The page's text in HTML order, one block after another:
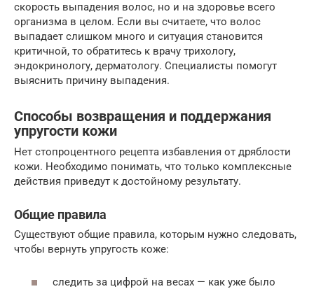
скорость выпадения волос, но и на здоровье всего
организма в целом. Если вы считаете, что волос
выпадает слишком много и ситуация становится
критичной, то обратитесь к врачу трихологу,
эндокринологу, дерматологу. Специалисты помогут
выяснить причину выпадения.
Способы возвращения и поддержания
упругости кожи
Нет стопроцентного рецепта избавления от дряблости
кожи. Необходимо понимать, что только комплексные
действия приведут к достойному результату.
Общие правила
Существуют общие правила, которым нужно следовать,
чтобы вернуть упругость коже:
следить за цифрой на весах — как уже было